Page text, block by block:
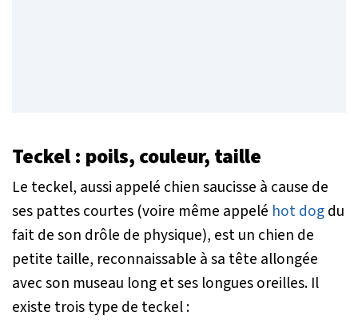
Teckel: poils, couleur, taille
Le teckel, aussi appelé chien saucisse à cause de
ses pattes courtes (voire même appelé hot dogdu
fait de son drôle de physique), est un chien de
petite taille, reconnaissable à sa tête allongée
avec son museau long et ses longues oreilles. Il
existe trois type de teckel :